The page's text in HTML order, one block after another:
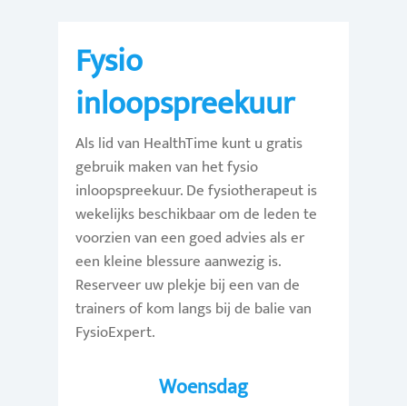
Fysio
inloopspreekuur
Als lid van HealthTime kunt u gratis
gebruik maken van het fysio
inloopspreekuur. De fysiotherapeut is
wekelijks beschikbaar om de leden te
voorzien van een goed advies als er
een kleine blessure aanwezig is.
Reserveer uw plekje bij een van de
trainers of kom langs bij de balie van
FysioExpert.
Woensdag